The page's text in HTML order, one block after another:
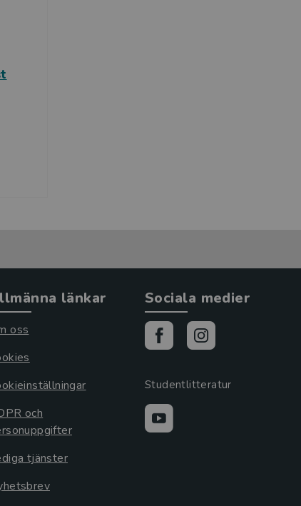
länkar
oss
och
tjänster
Sociala medier
Studentlitteratur